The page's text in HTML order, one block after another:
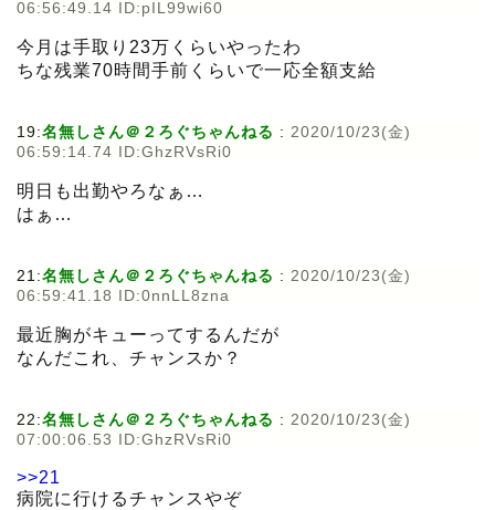
06:56:49.14 ID:pIL99wi60
今月は手取り23万くらいやったわ
ちな残業70時間手前くらいで一応全額支給
19:名無しさん＠２ろぐちゃんねる : 2020/10/23(金)
06:59:14.74 ID:GhzRVsRi0
明日も出勤やろなぁ…
はぁ…
21:名無しさん＠２ろぐちゃんねる : 2020/10/23(金)
06:59:41.18 ID:0nnLL8zna
最近胸がキューってするんだが
なんだこれ、チャンスか？
22:名無しさん＠２ろぐちゃんねる : 2020/10/23(金)
07:00:06.53 ID:GhzRVsRi0
>>21
病院に行けるチャンスやぞ